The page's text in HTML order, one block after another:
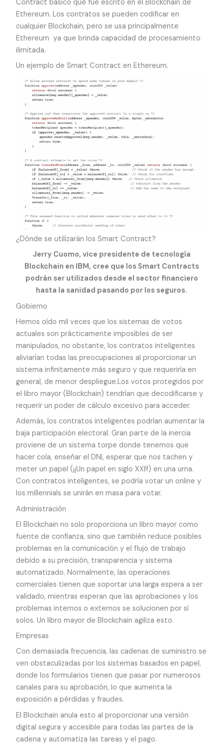
Contract básico que fue escrito en el Blockchain de
Ethereum. Los contratos se pueden codificar en
cualquier Blockchain, pero se usa principalmente
Ethereum ya que brinda capacidad de procesamiento
ilimitada.
Un ejemplo de Smart Contract en Ethereum.
¿Dónde se utilizarán los Smart Contract?
Jerry Cuomo, vice presidente de tecnología
Blockchain en IBM, cree que los Smart Contracts
podrán ser utilizados desde el sector financiero
hasta la sanidad pasando por los seguros.
Gobierno
Hemos oído mil veces que los sistemas de votos
actuales son prácticamente imposibles de ser
manipulados, no obstante, los contratos inteligentes
aliviarían todas las preocupaciones al proporcionar un
sistema infinitamente más seguro y que requeriría en
general, de menor despliegue.Los votos protegidos por
el libro mayor (Blockchain) tendrían que decodificarse y
requerir un poder de cálculo excesivo para acceder.
Además, los contratos inteligentes podrían aumentar la
baja participación electoral. Gran parte de la inercia
proviene de un sistema torpe donde tenemos que
hacer cola, enseñar el DNI, esperar que nos tachen y
meter un papel (¡¡Un papel en siglo XXI!!) en una urna.
Con contratos inteligentes, se podría votar un online y
los millennials se unirán en masa para votar.
Administración
El Blockchain no solo proporciona un libro mayor como
fuente de confianza, sino que también reduce posibles
problemas en la comunicación y el flujo de trabajo
debido a su precisión, transparencia y sistema
automatizado. Normalmente, las operaciones
comerciales tienen que soportar una larga espera a ser
validado, mientras esperan que las aprobaciones y los
problemas internos o externos se solucionen por sí
solos. Un libro mayor de Blockchain agiliza esto.
Empresas
Con demasiada frecuencia, las cadenas de suministro se
ven obstaculizadas por los sistemas basados en papel,
donde los formularios tienen que pasar por numerosos
canales para su aprobación, lo que aumenta la
exposición a pérdidas y fraudes.
El Blockchain anula esto al proporcionar una versión
digital segura y accesible para todas las partes de la
cadena y automatiza las tareas y el pago.